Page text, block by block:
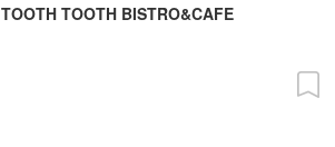
TOOTH TOOTH BISTRO&CAFE